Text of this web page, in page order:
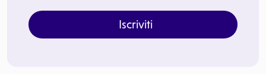
Iscriviti